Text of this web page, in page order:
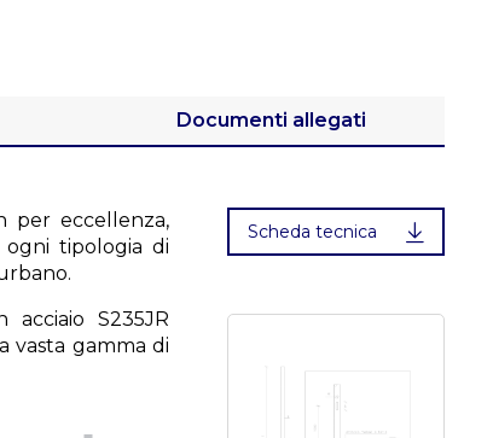
per eccellenza,
tipologia di
S235JR
vasta gamma di
Scheda tecnica
Documenti allegati